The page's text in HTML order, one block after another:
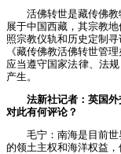
活佛转世是藏传佛
展于中国西藏，其宗教
照宗教仪轨和历史定制
《藏传佛教活佛转世管
应当遵守国家法律、法
产生。
法新社记者：英国
对此有何评论？
毛宁：南海是目前
的领土主权和海洋权益，